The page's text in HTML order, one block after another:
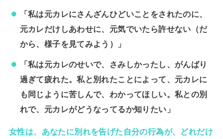
「私は元カレにさんざんひどいことをされたのに、
元カレだけしあわせに、元気でいたら許せない（だ
から、様子を見てみよう）」
「私は元カレのせいで、さみしかったし、がんばり
過ぎて疲れた。私と別れたことによって、元カレに
も同じように苦しんで、わかってほしい。私との別
れで、元カレがどうなってるか知りたい」
女性は、あなたに別れを告げた自分の行為が、どれだけ